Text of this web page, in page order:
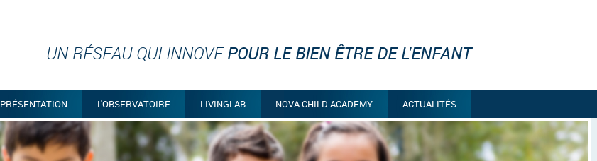
UN RÉSEAU QUI INNOVEPOUR LE BIEN ÊTRE DE L'ENFANT
PRÉSENTATION L'OBSERVATOIRE LIVINGLAB NOVA CHILD ACADEMY ACTUALITÉS